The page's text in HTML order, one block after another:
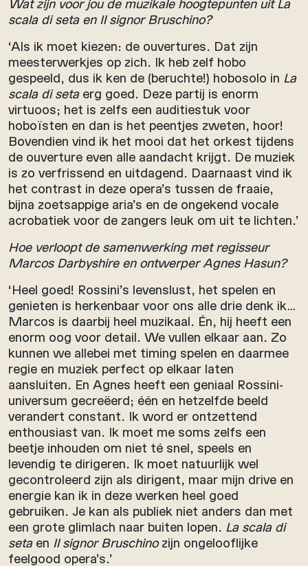
scala di seta en Il signor Bruschino?
‘Als ik moet kiezen: de ouvertures. Dat zijn
meesterwerkjes op zich. Ik heb zelf hobo
gespeeld, dus ik ken de (beruchte!) hobosolo in La
scala di setaerg goed. Deze partij is enorm
virtuoos; het is zelfs een auditiestuk voor
hoboïsten en dan is het peentjes zweten, hoor!
Bovendien vind ik het mooi dat het orkest tijdens
de ouverture even alle aandacht krijgt. De muziek
is zo verfrissend en uitdagend. Daarnaast vind ik
het contrast in deze opera’s tussen de fraaie,
bijna zoetsappige aria’s en de ongekend vocale
acrobatiek voor de zangers leuk om uit te lichten.’
Hoe verloopt de samenwerking met regisseur
Marcos Darbyshire en ontwerper Agnes Hasun?
‘Heel goed! Rossini’s levenslust, het spelen en
genieten is herkenbaar voor ons alle drie denk ik…
Marcos is daarbij heel muzikaal. Én, hij heeft een
enorm oog voor detail. We vullen elkaar aan. Zo
kunnen we allebei met timing spelen en daarmee
regie en muziek perfect op elkaar laten
aansluiten. En Agnes heeft een geniaal Rossini-
universum gecreëerd; één en hetzelfde beeld
verandert constant. Ik word er ontzettend
enthousiast van. Ik moet me soms zelfs een
beetje inhouden om niet té snel, speels en
levendig te dirigeren. Ik moet natuurlijk wel
gecontroleerd zijn als dirigent, maar mijn drive en
energie kan ik in deze werken heel goed
gebruiken. Je kan als publiek niet anders dan met
een grote glimlach naar buiten lopen. La scala di
setaen Il signor Bruschinozijn ongelooflijke
feelgood opera’s.’